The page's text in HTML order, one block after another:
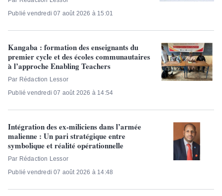
Publié vendredi 07 août 2026 à 15:01
Kangaba : formation des enseignants du
premier cycle et des écoles communautaires
à l’approche Enabling Teachers
Par Rédaction Lessor
Publié vendredi 07 août 2026 à 14:54
Intégration des ex-miliciens dans l’armée
malienne : Un pari stratégique entre
symbolique et réalité opérationnelle
Par Rédaction Lessor
Publié vendredi 07 août 2026 à 14:48